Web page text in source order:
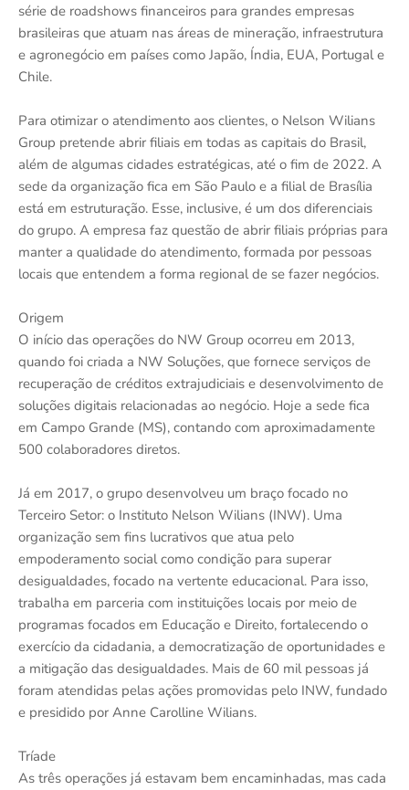
série de roadshows financeiros para grandes empresas
brasileiras que atuam nas áreas de mineração, infraestrutura
e agronegócio em países como Japão, Índia, EUA, Portugal e
Chile.
Para otimizar o atendimento aos clientes, o Nelson Wilians
Group pretende abrir filiais em todas as capitais do Brasil,
além de algumas cidades estratégicas, até o fim de 2022. A
sede da organização fica em São Paulo e a filial de Brasília
está em estruturação. Esse, inclusive, é um dos diferenciais
do grupo. A empresa faz questão de abrir filiais próprias para
manter a qualidade do atendimento, formada por pessoas
locais que entendem a forma regional de se fazer negócios.
Origem
O início das operações do NW Group ocorreu em 2013,
quando foi criada a NW Soluções, que fornece serviços de
recuperação de créditos extrajudiciais e desenvolvimento de
soluções digitais relacionadas ao negócio. Hoje a sede fica
em Campo Grande (MS), contando com aproximadamente
500 colaboradores diretos.
Já em 2017, o grupo desenvolveu um braço focado no
Terceiro Setor: o Instituto Nelson Wilians (INW). Uma
organização sem fins lucrativos que atua pelo
empoderamento social como condição para superar
desigualdades, focado na vertente educacional. Para isso,
trabalha em parceria com instituições locais por meio de
programas focados em Educação e Direito, fortalecendo o
exercício da cidadania, a democratização de oportunidades e
a mitigação das desigualdades. Mais de 60 mil pessoas já
foram atendidas pelas ações promovidas pelo INW, fundado
e presidido por Anne Carolline Wilians.
Tríade
As três operações já estavam bem encaminhadas, mas cada